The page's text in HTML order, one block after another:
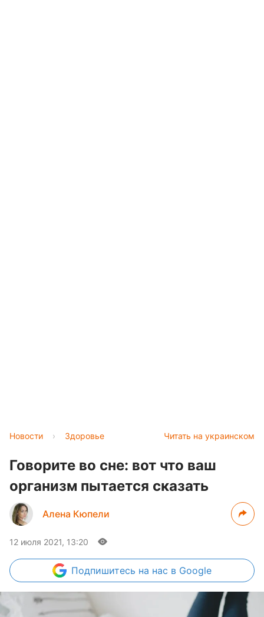
Читать на украинском
Новости › Здоровье
Говорите во сне: вот что ваш
организм пытается сказать
Алена Кюпели
12 июля 2021, 13:20
Подпишитесь на нас в Google